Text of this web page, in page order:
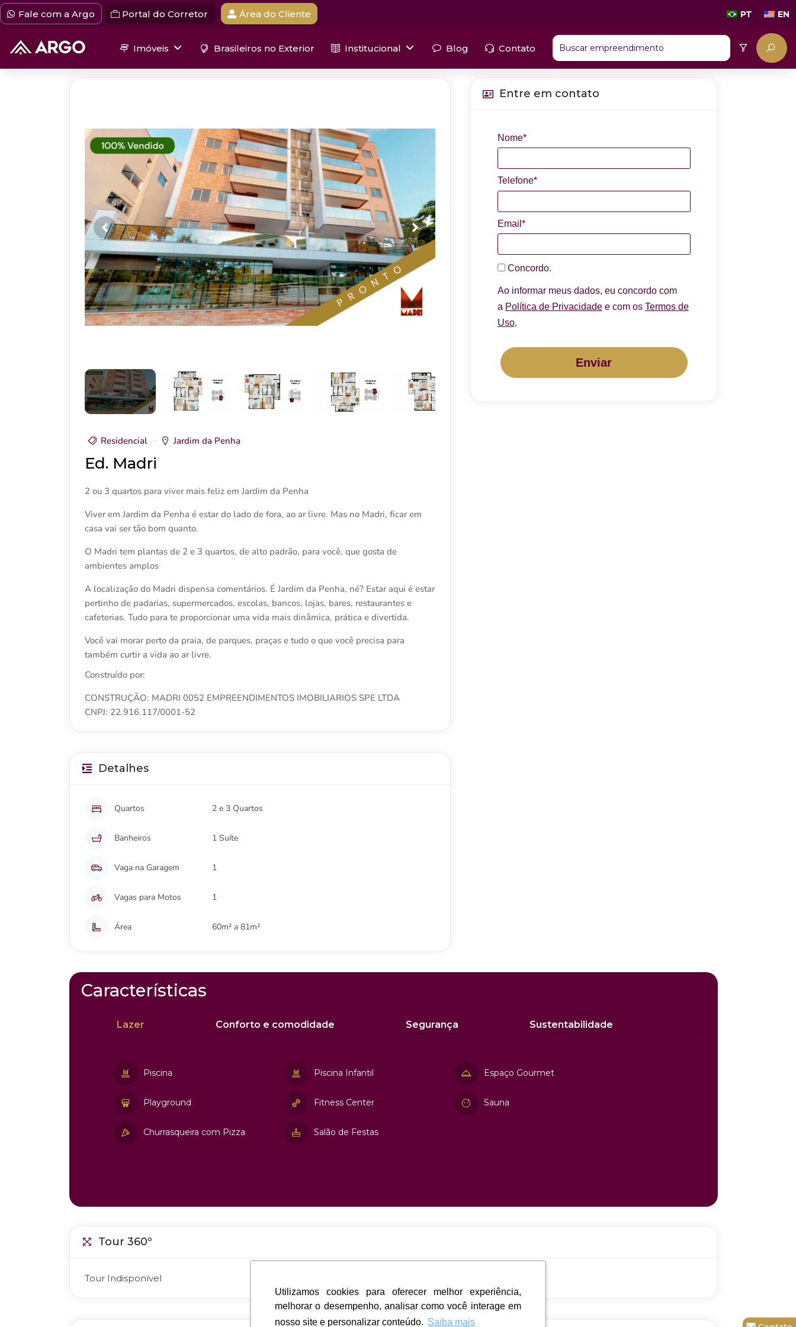
Utilizamos cookies para oferecer melhor experiência,
melhorar o desempenho, analisar como você interage em
nosso site e personalizar conteúdo. Saiba mais
Utilizamos cookies para oferecer melhor experiência,
melhorar o desempenho, analisar como você interage em
nosso site e personalizar conteúdo. Saiba mais
Fale com a Argo Portal do Corretor Área do Cliente PT EN
Imóveis Brasileiros no Exterior Institucional Blog Contato
Residencial Jardim da Penha
Ed. Madri
2 ou 3 quartos para viver mais feliz em Jardim da Penha
Viver em Jardim da Penha é estar do lado de fora, ao ar livre. Mas no Madri, ficar em
casa vai ser tão bom quanto.
O Madri tem plantas de 2 e 3 quartos, de alto padrão, para você, que gosta de
ambientes amplos
A localização do Madri dispensa comentários. É Jardim da Penha, né? Estar aqui é estar
pertinho de padarias, supermercados, escolas, bancos, lojas, bares, restaurantes e
cafeterias. Tudo para te proporcionar uma vida mais dinâmica, prática e divertida.
Você vai morar perto da praia, de parques, praças e tudo o que você precisa para
também curtir a vida ao ar livre.
Construído por:
CONSTRUÇÃO: MADRI 0052 EMPREENDIMENTOS IMOBILIARIOS SPE LTDA
CNPJ: 22.916.117/0001-52
Detalhes
Quartos 2 e 3 Quartos
Banheiros 1 Suíte
Vaga na Garagem 1
Vagas para Motos 1
Área 60m² a 81m²
Entre em contato
Nome*
Telefone*
Email*
Concordo.
Ao informar meus dados, eu concordo com
a Política de Privacidadee com os Termos de
Uso.
Enviar
Características
Lazer Conforto e comodidade Segurança Sustentabilidade
Piscina Piscina Infantil Espaço Gourmet
Playground Fitness Center Sauna
Churrasqueira com Pizza Salão de Festas
Tour 360º
Tour Indisponível